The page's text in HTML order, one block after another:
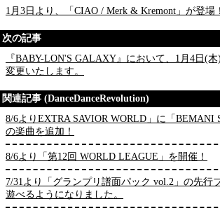
1月3日より、「CIAO / Merk & Kremont」が登場！
次の記事
『BABY-LON'S GALAXY』において、1月4日(
変更いたします。
関連記事 (DanceDanceRevolution)
8/6よりEXTRA SAVIOR WORLD」に「BEMANI
の楽曲を追加！
8/6より「第12回 WORLD LEAGUE」を開催！
7/31より「グランプリ譜面パック vol.2」の先行
遊べるようになりました。